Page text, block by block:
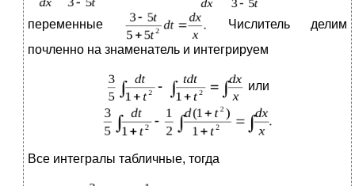
переменные
Числитель делим
почленно на знаменатель и интегрируем
или
Все интегралы табличные, тогда